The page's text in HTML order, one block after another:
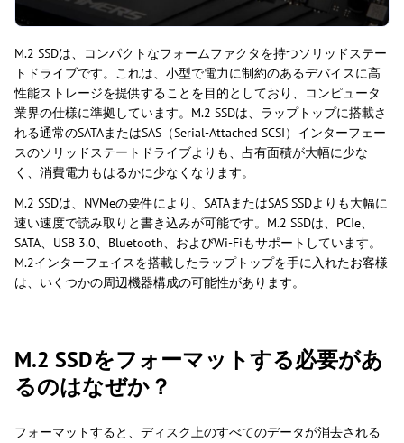
M.2 SSDは、コンパクトなフォームファクタを持つソリッドステー
トドライブです。これは、小型で電力に制約のあるデバイスに高
性能ストレージを提供することを目的としており、コンピュータ
業界の仕様に準拠しています。M.2 SSDは、ラップトップに搭載さ
れる通常のSATAまたはSAS（Serial-Attached SCSI）インターフェー
スのソリッドステートドライブよりも、占有面積が大幅に少な
く、消費電力もはるかに少なくなります。
M.2 SSDは、NVMeの要件により、SATAまたはSAS SSDよりも大幅に
速い速度で読み取りと書き込みが可能です。M.2 SSDは、PCIe、
SATA、USB 3.0、Bluetooth、およびWi-Fiもサポートしています。
M.2インターフェイスを搭載したラップトップを手に入れたお客様
は、いくつかの周辺機器構成の可能性があります。
M.2 SSDをフォーマットする必要があ
るのはなぜか？
フォーマットすると、ディスク上のすべてのデータが消去される